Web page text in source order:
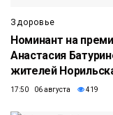
Здоровье
Номинант на
Анастасия
жителей
17:50 06 августа 419